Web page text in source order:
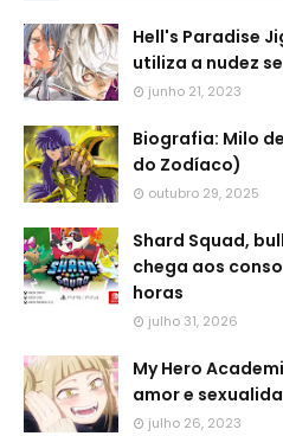
Hell's Paradise
utiliza a nudez
junho 21, 2023
Biografia: Milo
do Zodíaco)
outubro 29, 2025
Shard Squad,
chega aos
horas
julho 31, 2026
My Hero
amor e
julho 26, 2023